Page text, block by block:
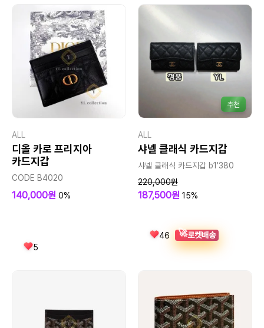
ALL
디올 카로 프리지아
카드지갑
CODE B4020
140,000원 0%
5
추천
ALL
샤넬 클래식 카드지갑
샤넬 클래식 카드지갑 b1'380
220,000원
187,500원 15%
46 🚀로켓배송